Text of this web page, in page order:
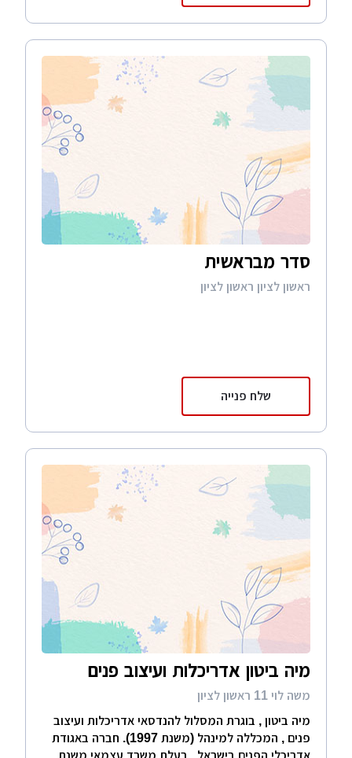
סדר מבראשית
ראשון לציון ראשון לציון
שלח פנייה
מיה ביטון אדריכלות ועיצוב פנים
משה לוי 11 ראשון לציון
מיה ביטון , בוגרת המסלול להנדסאי אדריכלות ועיצוב
פנים , המכללה למינהל (משנת 1997). חברה באגודת
אדריכלי הפנים בישראל . בעלת משרד עצמאי משנת